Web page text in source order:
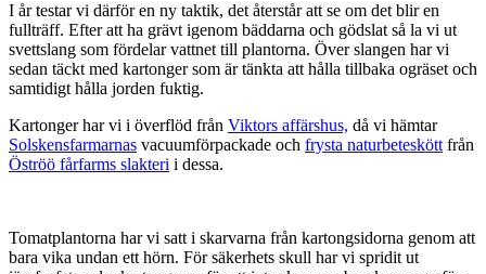
I år testar vi därför en ny taktik, det återstår att se om det blir en
fullträff. Efter att ha grävt igenom bäddarna och gödslat så la vi ut
svettslang som fördelar vattnet till plantorna. Över slangen har vi
sedan täckt med kartonger som är tänkta att hålla tillbaka ogräset och
samtidigt hålla jorden fuktig.
Kartonger har vi i överflöd från Viktors affärshus, då vi hämtar
Solskensfarmarnas vacuumförpackade och frysta naturbeteskött från
Öströö fårfarms slakteri i dessa.
Tomatplantorna har vi satt i skarvarna från kartongsidorna genom att
bara vika undan ett hörn. För säkerhets skull har vi spridit ut